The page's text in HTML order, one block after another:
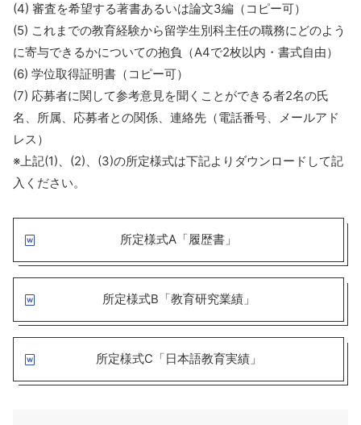
(4) 審査を希望する著書あるいは論文3編（コピー可）
(5) これまでの教育経験から留学生別科主任の職務にどのよう
に寄与できるかについての抱負（A4で2枚以内・書式自由）
(6) 学位取得証明書（コピー可）
(7) 応募者に関して参考意見を聞くことができる者2名の氏
名、所属、応募者との関係、連絡先（電話番号、メールアド
レス）
※上記(1)、(2)、(3)の所定様式は下記よりダウンロードして記
入ください。
所定様式A「履歴書」
所定様式B「教育研究業績」
所定様式C「日本語教育実績」